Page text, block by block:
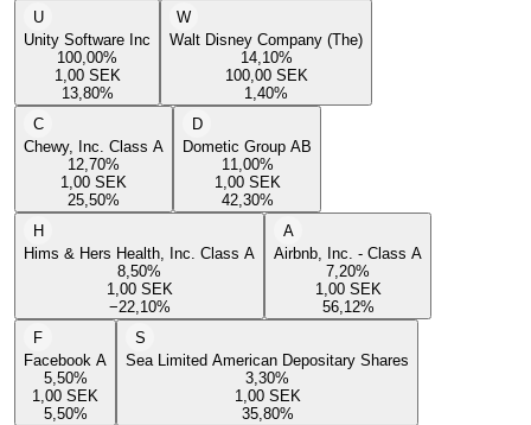
U
Unity Software Inc
100,00%
1,00 SEK
13,80%
W
Walt Disney Company (The)
14,10%
100,00 SEK
1,40%
C
Chewy, Inc. Class A
12,70%
1,00 SEK
25,50%
D
Dometic Group AB
11,00%
1,00 SEK
42,30%
H
Hims & Hers Health, Inc. Class A
8,50%
1,00 SEK
−22,10%
A
Airbnb, Inc. - Class A
7,20%
1,00 SEK
56,12%
F
Facebook A
5,50%
1,00 SEK
5,50%
S
Sea Limited American Depositary Shares
3,30%
1,00 SEK
35,80%